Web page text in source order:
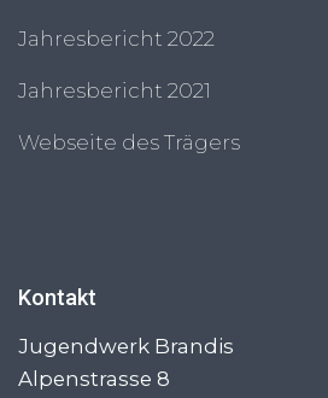
Jahresbericht 2022
Jahresbericht 2021
Webseite des Trägers
Kontakt
Jugendwerk Brandis
Alpenstrasse 8